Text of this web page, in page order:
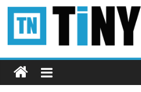
Passer
contenu
Tinynews
Le